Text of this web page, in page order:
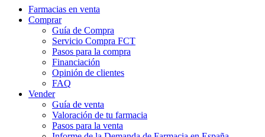
Farmacias en venta
Comprar
Guía de Compra
Servicio Compra FCT
Pasos para la compra
Financiación
Opinión de clientes
FAQ
Vender
Guía de venta
Valoración de tu farmacia
Pasos para la venta